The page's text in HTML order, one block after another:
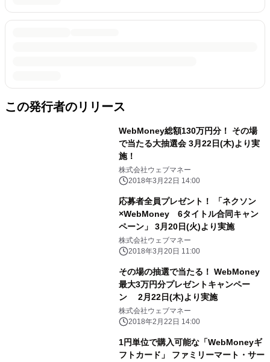
この発行者のリリース
WebMoney総額130万円分！ その場
で当たる大抽選会 3月22日(木)より実
施！
株式会社ウェブマネー
2018年3月22日 14:00
応募者全員プレゼント！ 「ネクソン
×WebMoney 6タイトル合同キャン
ペーン」 3月20日(火)より実施
株式会社ウェブマネー
2018年3月20日 11:00
その場の抽選で当たる！ WebMoney
最大3万円分プレゼントキャンペー
ン 2月22日(木)より実施
株式会社ウェブマネー
2018年2月22日 14:00
1円単位で購入可能な「WebMoneyギ
フトカード」 ファミリーマート・サー